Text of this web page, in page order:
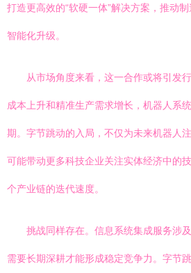
打造更高效的“软硬一体”解决方案，推动
智能化升级。
从市场角度来看，这一合作或将引发
成本上升和精准生产需求增长，机器人系
期。字节跳动的入局，不仅为未来机器人
可能带动更多科技企业关注实体经济中的
个产业链的迭代速度。
挑战同样存在。信息系统集成服务涉
需要长期深耕才能形成稳定竞争力。字节